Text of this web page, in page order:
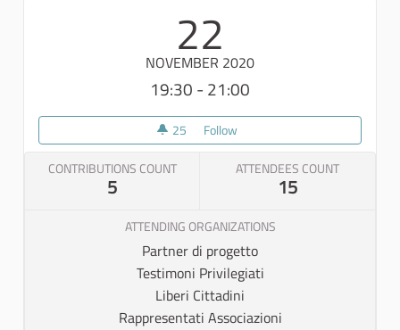
22
NOVEMBER 2020
19:30 - 21:00
25 25 followers
Follow
CONTRIBUTIONS COUNT
5
ATTENDEES COUNT
15
ATTENDING ORGANIZATIONS
Partner di progetto
Testimoni Privilegiati
Liberi Cittadini
Rappresentati Associazioni